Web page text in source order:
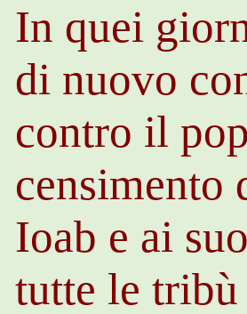
In quei
di nuovo
contro il
censimento
Ioab e ai
tutte le